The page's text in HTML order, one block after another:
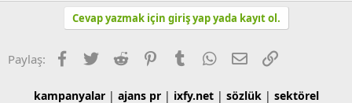
Cevap yazmak için giriş yap yada kayıt ol.
Paylaş: Facebook
TwitterReddit PinterestTumblrWhatsApp
E-postaLink
kampanyalar| ajans pr| ixfy.net| sözlük| sektörel